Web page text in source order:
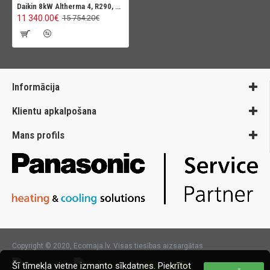
Daikin 8kW Altherma 4, R290, 400V
11 340.00€ 15 754.20€
Informācija
Klientu apkalpošana
Mans profils
Copyright © 2020, Ecomaja.lv. Visas tiesības aizsargātas
Šī tīmekļa vietne izmanto sīkdatnes. Piekrītot